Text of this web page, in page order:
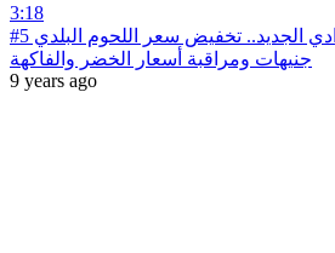
3:18
#أخبار‪_‬المحافظات | الوادي الجديد.. تخفيض سعر اللحوم البلدي 5
جنيهات ومراقبة أسعار الخضر والفاكهة
9 years ago